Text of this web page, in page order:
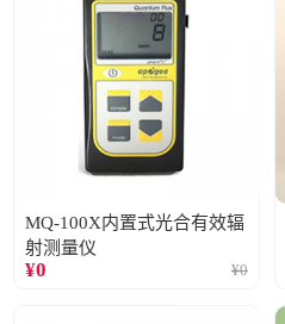
MQ-100X内置式光合有效辐
射测量仪
¥0 ¥0